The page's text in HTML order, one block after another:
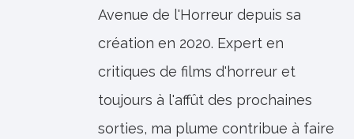
Avenue de l'Horreur depuis sa
création en 2020. Expert en
critiques de films d'horreur et
toujours à l'affût des prochaines
sorties, ma plume contribue à faire